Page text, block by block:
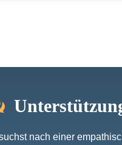
nach einer